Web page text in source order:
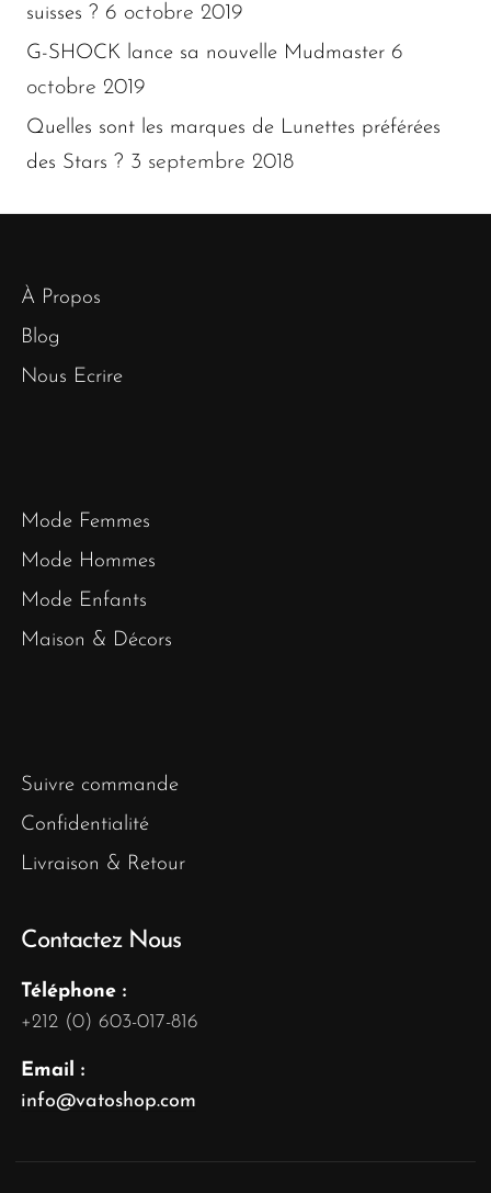
suisses ? 6 octobre 2019
G-SHOCK lance sa nouvelle Mudmaster 6
octobre 2019
Quelles sont les marques de Lunettes préférées
des Stars ? 3 septembre 2018
À Propos
Blog
Nous Ecrire
Mode Femmes
Mode Hommes
Mode Enfants
Maison & Décors
Suivre commande
Confidentialité
Livraison & Retour
Contactez Nous
Téléphone :
+212 (0) 603-017-816
Email :
info@vatoshop.com